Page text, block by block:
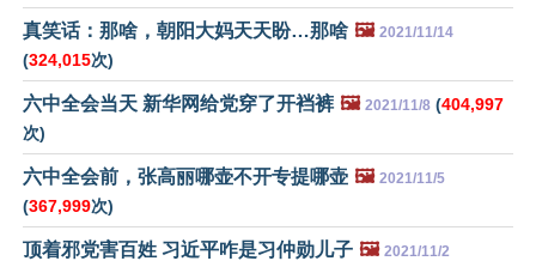
真笑话：那啥，朝阳大妈天天盼…那啥 🖼️ 2021/11/14
(324,015次)
六中全会当天 新华网给党穿了开裆裤 🖼️ 2021/11/8 (404,997
次)
六中全会前，张高丽哪壶不开专提哪壶 🖼️ 2021/11/5
(367,999次)
顶着邪党害百姓 习近平咋是习仲勋儿子 🖼️ 2021/11/2